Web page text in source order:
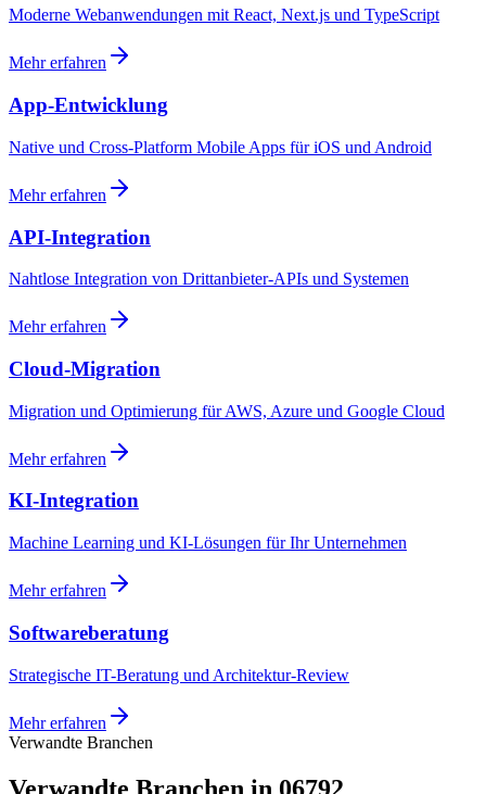
Moderne Webanwendungen mit React, Next.js und TypeScript
Mehr erfahren
App-Entwicklung
Native und Cross-Platform Mobile Apps für iOS und Android
Mehr erfahren
API-Integration
Nahtlose Integration von Drittanbieter-APIs und Systemen
Mehr erfahren
Cloud-Migration
Migration und Optimierung für AWS, Azure und Google Cloud
Mehr erfahren
KI-Integration
Machine Learning und KI-Lösungen für Ihr Unternehmen
Mehr erfahren
Softwareberatung
Strategische IT-Beratung und Architektur-Review
Mehr erfahren
Verwandte Branchen
Verwandte Branchen in 06792